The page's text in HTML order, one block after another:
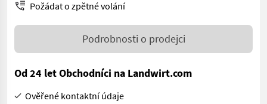
Požádat o zpětné volání
Podrobnosti o prodejci
Od 24 let Obchodníci na Landwirt.com
Ověřené kontaktní údaje